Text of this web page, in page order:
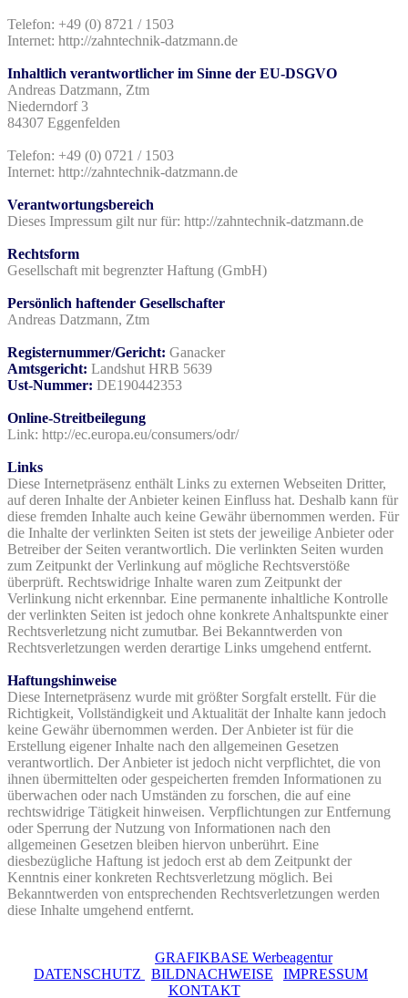
Telefon: +49 (0) 8721 / 1503
Internet: http://zahntechnik-datzmann.de
Inhaltlich verantwortlicher im Sinne der EU-DSGVO
Andreas Datzmann, Ztm
Niederndorf 3
84307 Eggenfelden
Telefon: +49 (0) 0721 / 1503
Internet: http://zahntechnik-datzmann.de
Verantwortungsbereich
Dieses Impressum gilt nur für: http://zahntechnik-datzmann.de
Rechtsform
Gesellschaft mit begrenzter Haftung (GmbH)
Persönlich haftender Gesellschafter
Andreas Datzmann, Ztm
Registernummer/Gericht: Ganacker
Amtsgericht: Landshut HRB 5639
Ust-Nummer: DE190442353
Online-Streitbeilegung
Link: http://ec.europa.eu/consumers/odr/
Links
Diese Internetpräsenz enthält Links zu externen Webseiten Dritter,
auf deren Inhalte der Anbieter keinen Einfluss hat. Deshalb kann für
diese fremden Inhalte auch keine Gewähr übernommen werden. Für
die Inhalte der verlinkten Seiten ist stets der jeweilige Anbieter oder
Betreiber der Seiten verantwortlich. Die verlinkten Seiten wurden
zum Zeitpunkt der Verlinkung auf mögliche Rechtsverstöße
überprüft. Rechtswidrige Inhalte waren zum Zeitpunkt der
Verlinkung nicht erkennbar. Eine permanente inhaltliche Kontrolle
der verlinkten Seiten ist jedoch ohne konkrete Anhaltspunkte einer
Rechtsverletzung nicht zumutbar. Bei Bekanntwerden von
Rechtsverletzungen werden derartige Links umgehend entfernt.
Haftungshinweise
Diese Internetpräsenz wurde mit größter Sorgfalt erstellt. Für die
Richtigkeit, Vollständigkeit und Aktualität der Inhalte kann jedoch
keine Gewähr übernommen werden. Der Anbieter ist für die
Erstellung eigener Inhalte nach den allgemeinen Gesetzen
verantwortlich. Der Anbieter ist jedoch nicht verpflichtet, die von
ihnen übermittelten oder gespeicherten fremden Informationen zu
überwachen oder nach Umständen zu forschen, die auf eine
rechtswidrige Tätigkeit hinweisen. Verpflichtungen zur Entfernung
oder Sperrung der Nutzung von Informationen nach den
allgemeinen Gesetzen bleiben hiervon unberührt. Eine
diesbezügliche Haftung ist jedoch erst ab dem Zeitpunkt der
Kenntnis einer konkreten Rechtsverletzung möglich. Bei
Bekanntwerden von entsprechenden Rechtsverletzungen werden
diese Inhalte umgehend entfernt.
GRAFIKBASE Werbeagentur
DATENSCHUTZ
BILDNACHWEISE IMPRESSUM
KONTAKT